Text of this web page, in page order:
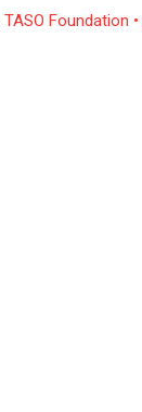
TASO Foundation